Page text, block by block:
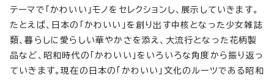
テーマで「かわいい」モノをセレクションし、展示していきます。
たとえば、日本の「かわいい」を創り出す中核となった少女雑誌
類、暮らしに愛らしい華やかさを添え、大流行となった花柄製
品など、昭和時代の「かわいい」をいろいろな角度から振り返っ
ていきます。現在の日本の「かわいい」文化のルーツである昭和